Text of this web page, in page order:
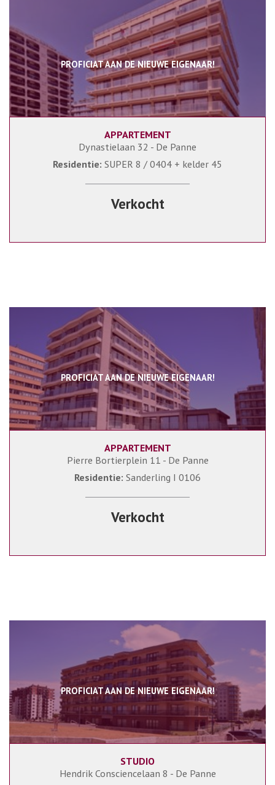
PROFICIAT AAN DE NIEUWE EIGENAAR!
78 m² 2
APPARTEMENT
Dynastielaan 32 - De Panne
Residentie: SUPER 8 / 0404 + kelder 45
Verkocht
PROFICIAT AAN DE NIEUWE EIGENAAR!
84 m² 2
APPARTEMENT
Pierre Bortierplein 11 - De Panne
Residentie: Sanderling I 0106
Verkocht
PROFICIAT AAN DE NIEUWE EIGENAAR!
40 m²
STUDIO
Hendrik Consciencelaan 8 - De Panne